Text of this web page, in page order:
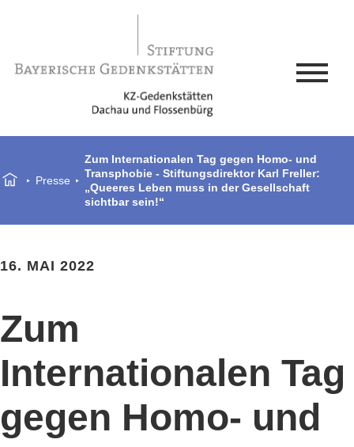
Presse
Zum Internationalen Tag gegen Homo- und
Transphobie - Stiftungsdirektor Karl Freller:
„Queeres Leben muss in der Gesellschaft
sichtbar sein!“
16. MAI 2022
Zum
Internationalen Tag
gegen Homo- und